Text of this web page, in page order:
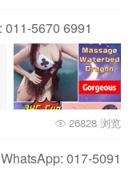
5670 6991
26828 浏览
017-5091